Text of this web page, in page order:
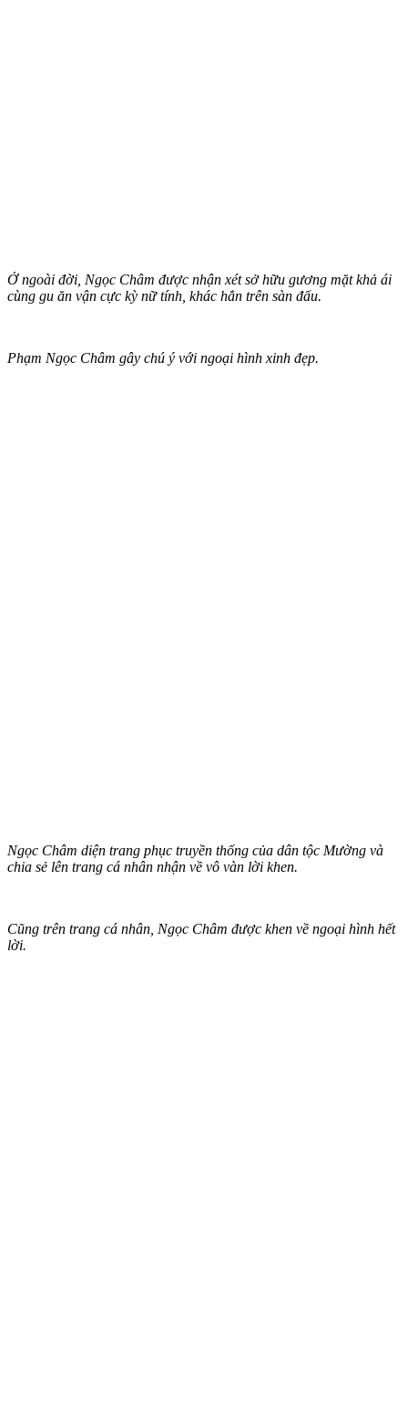
Ở ngoài đời, Ngọc Châm được nhận xét sở hữu gương mặt khả ái
cùng gu ăn vận cực kỳ nữ tính, khác hẳn trên sàn đấu.
Phạm Ngọc Châm gây chú ý với ngoại hình xinh đẹp.
Ngọc Châm diện trang phục truyền thống của dân tộc Mường và
chia sẻ lên trang cá nhân nhận về vô vàn lời khen.
Cũng trên trang cá nhân, Ngọc Châm được khen về ngoại hình hết
lời.